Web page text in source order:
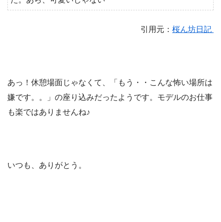
引用元： 桜ん坊日記
あっ！休憩場面じゃなくて、「もう・・こんな怖い場所は
嫌です。。」の座り込みだったようです。モデルのお仕事
も楽ではありませんね♪
いつも、ありがとう。